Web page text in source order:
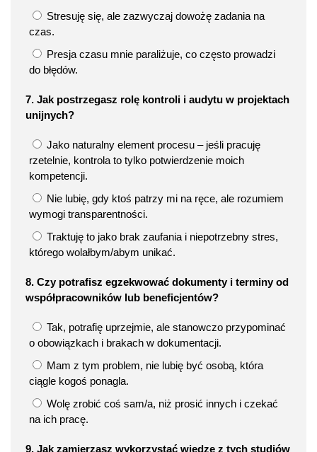
Stresuję się, ale zazwyczaj dowożę zadania na
czas.
Presja czasu mnie paraliżuje, co często prowadzi
do błędów.
7. Jak postrzegasz rolę kontroli i audytu w projektach
unijnych?
Jako naturalny element procesu – jeśli pracuję
rzetelnie, kontrola to tylko potwierdzenie moich
kompetencji.
Nie lubię, gdy ktoś patrzy mi na ręce, ale rozumiem
wymogi transparentności.
Traktuję to jako brak zaufania i niepotrzebny stres,
którego wolałbym/abym unikać.
8. Czy potrafisz egzekwować dokumenty i terminy od
współpracowników lub beneficjentów?
Tak, potrafię uprzejmie, ale stanowczo przypominać
o obowiązkach i brakach w dokumentacji.
Mam z tym problem, nie lubię być osobą, która
ciągle kogoś ponagla.
Wolę zrobić coś sam/a, niż prosić innych i czekać
na ich pracę.
9. Jak zamierzasz wykorzystać wiedzę z tych studiów